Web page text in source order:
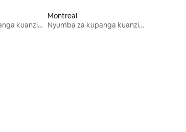
Nyumba za kupanga kuanzia mwezi mmoja
Montreal
Nyumba za kupanga kuanzia mwezi mmoja